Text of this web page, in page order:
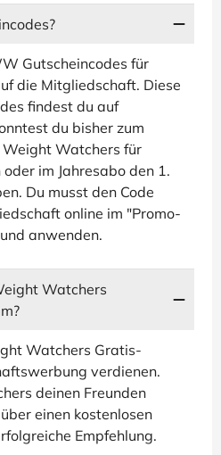
Gutscheincodes für
die Mitgliedschaft. Diese
findest du auf
du bisher zum
Watchers für
im Jahresabo den 1.
Du musst den Code
online im "Promo-
anwenden.
Watchers
Watchers Gratis-
verdienen.
deinen Freunden
einen kostenlosen
Empfehlung.